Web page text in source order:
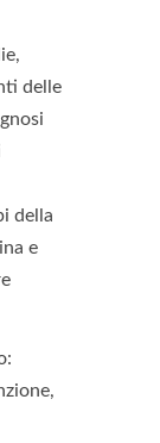
delle
della
e